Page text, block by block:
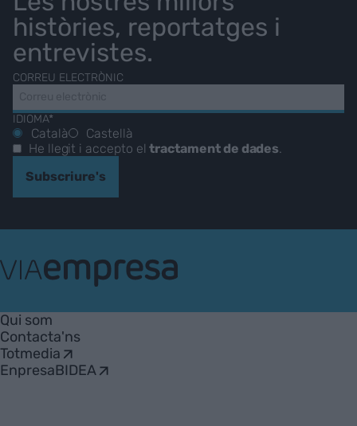
històries, reportatges i
entrevistes.
CORREU ELECTRÒNIC
IDIOMA*
Català
Castellà
He llegit i accepto eltractament de dades.
Subscriure's
Empresa
Qui som
Contacta'ns
Totmedia
EnpresaBIDEA